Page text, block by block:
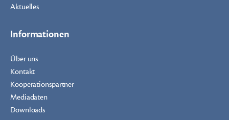
Aktuelles
Informationen
Über uns
Kontakt
Kooperationspartner
Mediadaten
Downloads